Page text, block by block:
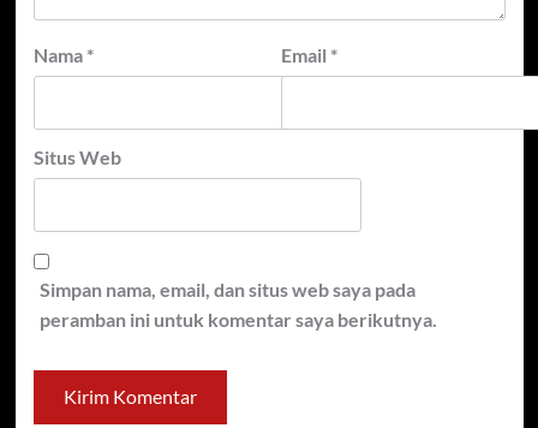
Nama * Email *
Situs Web
Simpan nama, email, dan situs web saya pada
peramban ini untuk komentar saya berikutnya.